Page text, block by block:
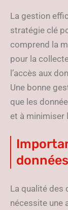
La gestion
stratégie clé
comprend la
pour la
l’accès aux
Une bonne
que les
et à minimiser
données
La qualité des
nécessite une